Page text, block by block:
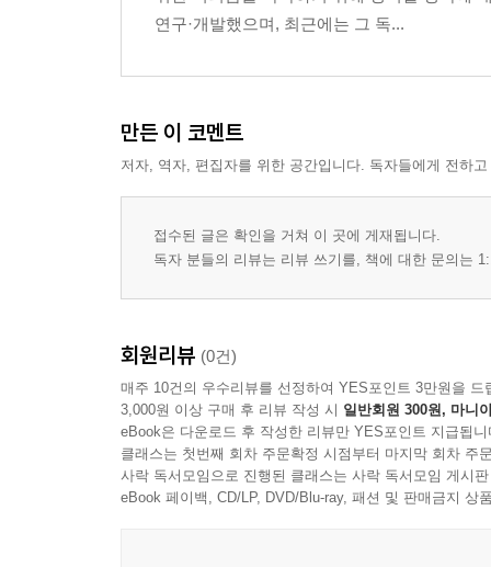
3. 골반발성으로 듣기
4. 골반발성 연습의 진전
5. 자신도 모르게 성대발성으로 전환되는 경우
6. 골반발성의 혼동과정과 이를 극복하는 제2 모국
2. 지나간 단어들에 얽매이지 마세요
4. 문장의 모든 각각 단어마다 가능한 하나의 단(
5. 긴 문장도 끊어 말해야 합니다
6. 문장으로 듣지 마세요. 듣는 순서대로 인지해야
7. 들을 때 번역하지 마세요
연구·개발했으며, 최근에는 그 독...
만든 이 코멘트
저자, 역자, 편집자를 위한 공간입니다. 독자들에게 전하
접수된 글은 확인을 거쳐 이 곳에 게재됩니다.
독자 분들의 리뷰는 리뷰 쓰기를, 책에 대한 문의는
회원리뷰 (0건)
매주 10건의 우수리뷰를 선정하여 YES포인트 3만원을 드
3,000원 이상 구매 후 리뷰 작성 시 일반회원 300원, 마니
eBook은 다운로드 후 작성한 리뷰만 YES포인트 지급됩니
클래스는 첫번째 회차 주문확정 시점부터 마지막 회차 주
사락 독서모임으로 진행된 클래스는 사락 독서모임 게시
eBook 페이백, CD/LP, DVD/Blu-ray, 패션 및 판매금지 상